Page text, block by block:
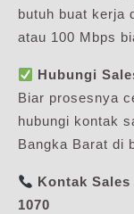
butuh buat kerja
atau 100 Mbps
Hubungi
Biar prosesnya
hubungi kontak
Bangka Barat di
Kontak
1070